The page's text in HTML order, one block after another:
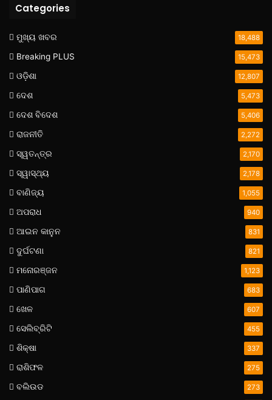
Categories
ମୁଖ୍ୟ ଖବର 18,488
Breaking PLUS 15,473
ଓଡ଼ିଶା 12,807
ଦେଶ 5,473
ଦେଶ ବିଦେଶ 5,406
ରାଜନୀତି 2,272
ସ୍ୱତନ୍ତ୍ର 2,170
ସ୍ୱାସ୍ଥ୍ୟ 2,178
ବାଣିଜ୍ୟ 1,055
ଅପରାଧ 940
ଆଇନ କାନୁନ 831
ଦୁର୍ଘଟଣା 821
ମନୋରଞ୍ଜନ 1,123
ପାଣିପାଗ 683
ଖେଳ 607
ସେଲିବ୍ରିଟି 455
ଶିକ୍ଷା 337
ରାଶିଫଳ 275
ବଲିଉଡ 273